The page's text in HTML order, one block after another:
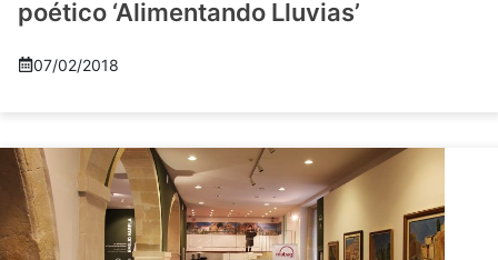
poético ‘Alimentando Lluvias’
07/02/2018